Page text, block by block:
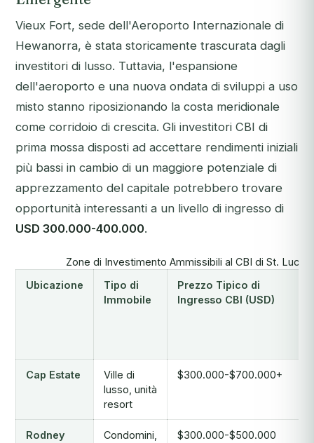
Vieux Fort, sede dell'Aeroporto Internazionale di
Hewanorra, è stata storicamente trascurata dagli
investitori di lusso. Tuttavia, l'espansione
dell'aeroporto e una nuova ondata di sviluppi a uso
misto stanno riposizionando la costa meridionale
come corridoio di crescita. Gli investitori CBI di
prima mossa disposti ad accettare rendimenti iniziali
più bassi in cambio di un maggiore potenziale di
apprezzamento del capitale potrebbero trovare
opportunità interessanti a un livello di ingresso di
USD 300.000-400.000.
Zone di Investimento Ammissibili al CBI di St.
Ubicazione
Tipo di
Immobile
Prezzo Tipico di
Ingresso CBI (USD)
Cap Estate
Ville di
lusso, unità
resort
$300.000-$700.000+
Rodney
Condomini,
$300.000-$500.000